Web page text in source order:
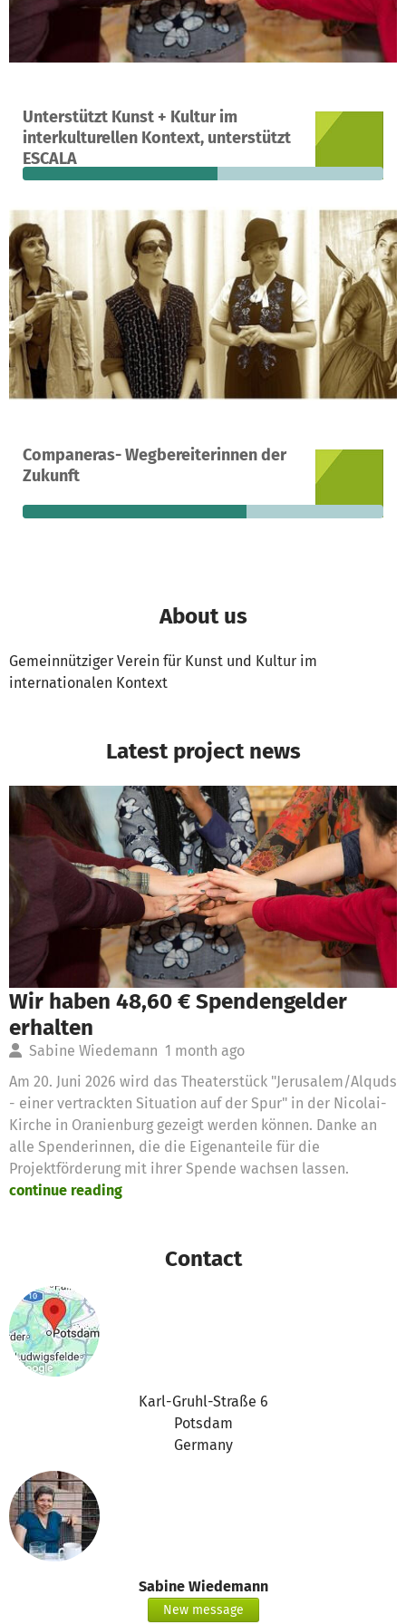
Unterstützt Kunst + Kultur im
interkulturellen Kontext, unterstützt
ESCALA
A project in Potsdam, Germany
9
donations
54%
funded
Companeras- Wegbereiterinnen der
Zukunft
A project in Potsdam, Germany
8
About us
Gemeinnütziger Verein für Kunst und Kultur im
internationalen Kontext
Latest project news
Wir haben 48,60 € Spendengelder
erhalten
Sabine Wiedemann 1 month ago
Am 20. Juni 2026 wird das Theaterstück "Jerusalem/Alquds
- einer vertrackten Situation auf der Spur" in der Nicolai-
Kirche in Oranienburg gezeigt werden können. Danke an
alle Spenderinnen, die die Eigenanteile für die
Projektförderung mit ihrer Spende wachsen lassen.
continue reading
Contact
Karl-Gruhl-Straße 6
Potsdam
Germany
Sabine Wiedemann
New message